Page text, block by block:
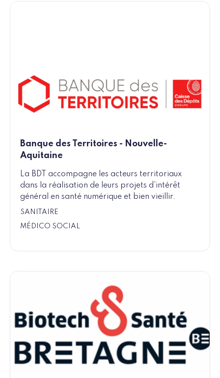
Banque des Territoires - Nouvelle-
Aquitaine
La BDT accompagne les acteurs territoriaux
dans la réalisation de leurs projets d’intérêt
général en santé numérique et bien vieillir.
SANITAIRE
MÉDICO SOCIAL